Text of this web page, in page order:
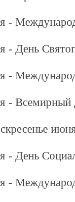
-
- День
-
- Всемирный
- День
-